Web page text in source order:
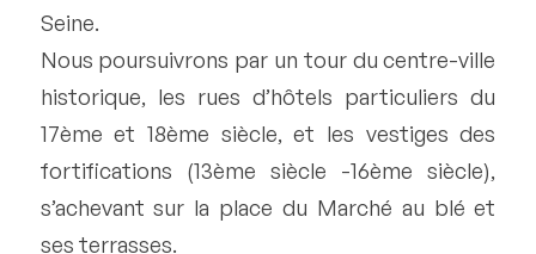
Seine.
Nous poursuivrons par un tour du centre-ville
historique, les rues d’hôtels particuliers du
17ème et 18ème siècle, et les vestiges des
fortifications (13ème siècle -16ème siècle),
s’achevant sur la place du Marché au blé et
ses terrasses.